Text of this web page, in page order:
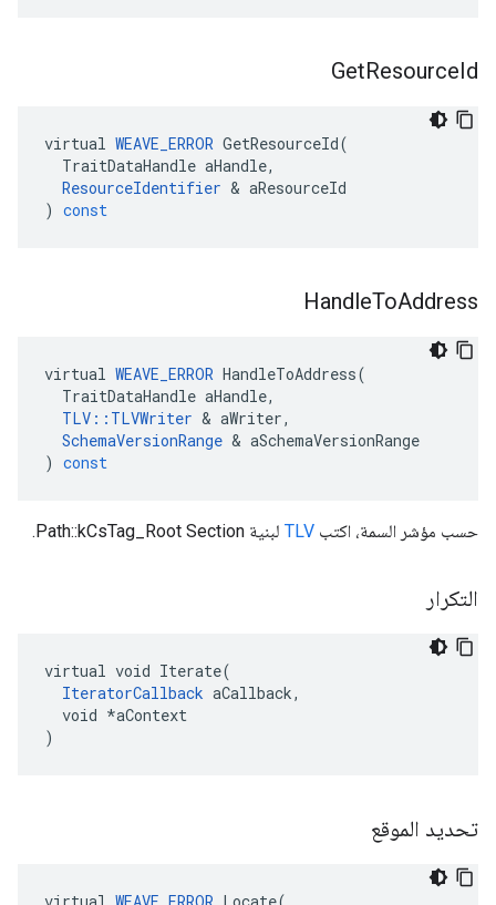
GetResourceId
virtual WEAVE_ERROR GetResourceId(
TraitDataHandle aHandle,
ResourceIdentifier & aResourceId
) const
HandleToAddress
virtual WEAVE_ERROR HandleToAddress(
TraitDataHandle aHandle,
TLV :: TLVWriter & aWriter,
SchemaVersionRange & aSchemaVersionRange
) const
حسب مؤشر السمة، اكتب TLV لبنية Path::kCsTag_Root Section.
التكرار
virtual void Iterate(
IteratorCallback aCallback,
  void *aContext
)
تحديد الموقع